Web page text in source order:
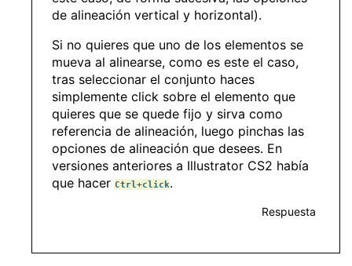
de alineación vertical y horizontal).
Si no quieres que uno de los elementos se
mueva al alinearse, como es este el caso,
tras seleccionar el conjunto haces
simplemente click sobre el elemento que
quieres que se quede fijo y sirva como
referencia de alineación, luego pinchas las
opciones de alineación que desees. En
versiones anteriores a Illustrator CS2 había
que hacer Ctrl+click.
Respuesta